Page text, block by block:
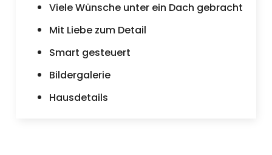
Viele Wünsche unter ein Dach gebracht
Mit Liebe zum Detail
Smart gesteuert
Bildergalerie
Hausdetails